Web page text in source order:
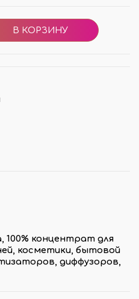
100% концентрат для
косметики, бытовой
диффузоров,